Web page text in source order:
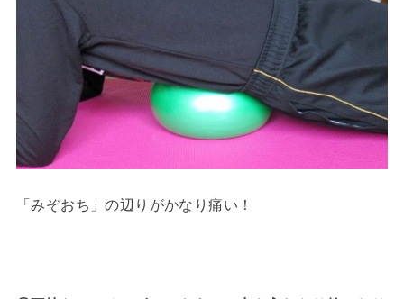
「みぞおち」の辺りがかなり痛い！